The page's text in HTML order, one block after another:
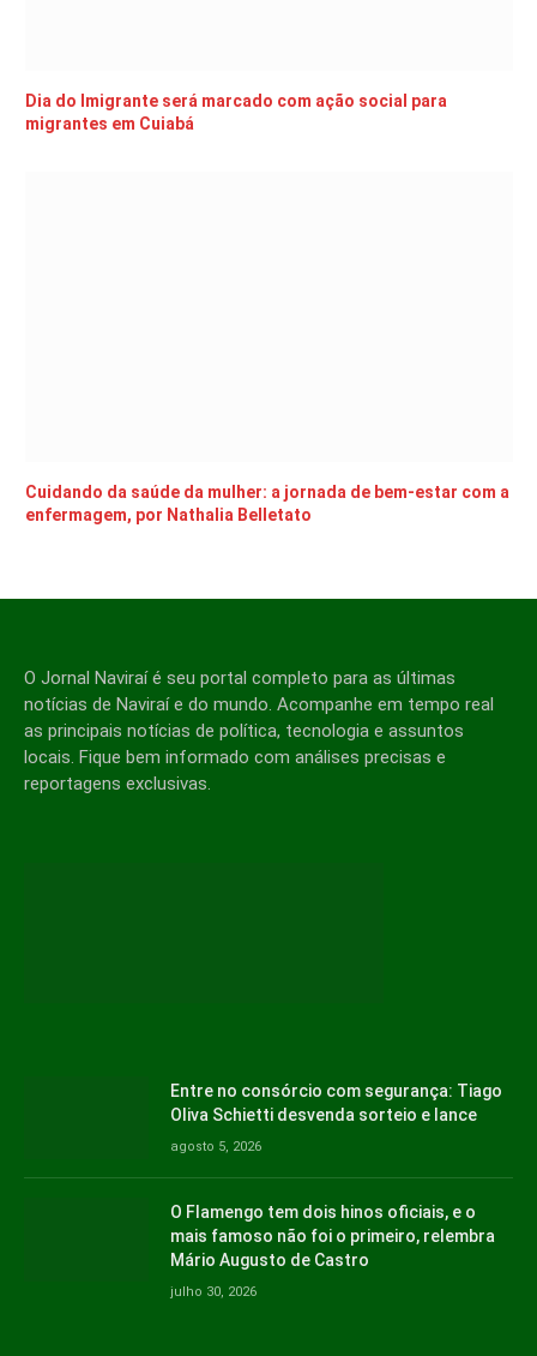
Dia do Imigrante será marcado com ação social para
migrantes em Cuiabá
Cuidando da saúde da mulher: a jornada de bem-estar com a
enfermagem, por Nathalia Belletato
O Jornal Naviraí é seu portal completo para as últimas
notícias de Naviraí e do mundo. Acompanhe em tempo real
as principais notícias de política, tecnologia e assuntos
locais. Fique bem informado com análises precisas e
reportagens exclusivas.
Entre no consórcio com segurança: Tiago
Oliva Schietti desvenda sorteio e lance
agosto 5, 2026
O Flamengo tem dois hinos oficiais, e o
mais famoso não foi o primeiro, relembra
Mário Augusto de Castro
julho 30, 2026